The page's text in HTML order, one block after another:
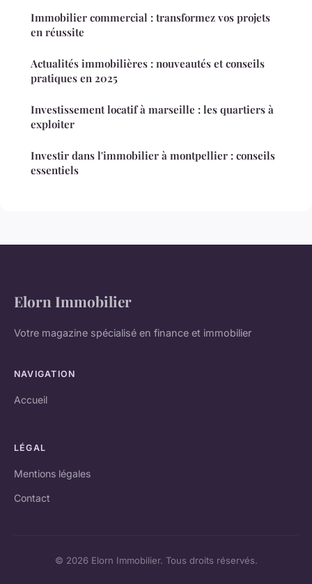
Immobilier commercial : transformez vos projets
en réussite
Actualités immobilières : nouveautés et conseils
pratiques en 2025
Investissement locatif à marseille : les quartiers à
exploiter
Investir dans l'immobilier à montpellier : conseils
essentiels
Elorn Immobilier
Votre magazine spécialisé en finance et immobilier
NAVIGATION
Accueil
LÉGAL
Mentions légales
Contact
© 2026 Elorn Immobilier. Tous droits réservés.